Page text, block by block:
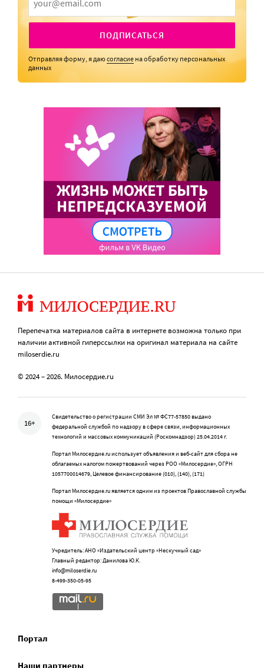
ПОДПИСАТЬСЯ
Отправляя форму, я даюсогласие на обработку персональных
данных
Перепечатка материалов сайта в интернете возможна только при
наличии активной гиперссылки на оригинал материала на сайте
miloserdie.ru
© 2024 – 2026. Милосердие.ru
16+
Свидетельство о регистрации СМИ Эл № ФС77-57850 выдано
федеральной службой по надзору в сфере связи, информационных
технологий и массовых коммуникаций (Роскомнадзор) 25.04.2014 г.
Портал Милосердие.ru использует объявления и веб-сайт для сбора не
облагаемых налогом пожертвований через РОО «Милосердие», ОГРН
1057700014679, Целевое финансирование (010), (140), (171)
Портал Милосердие.ru является одним из проектов Православной службы
помощи «Милосердие»
Учредитель: АНО «Издательский центр «Нескучный сад»
Главный редактор: Данилова Ю.К.
info@miloserdie.ru
8-499-350-05-95
Портал
Наши партнеры